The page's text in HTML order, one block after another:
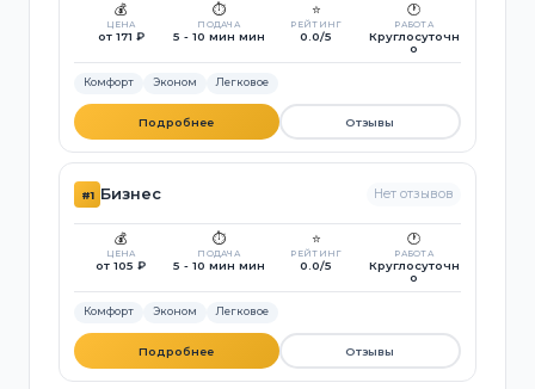
💰
ЦЕНА
от 171 ₽
⏱️
ПОДАЧА
5 - 10 мин мин
⭐
РЕЙТИНГ
0.0/5
🕐
РАБОТА
Круглосуточн
о
Комфорт Эконом Легковое
Подробнее Отзывы
#1 Бизнес Нет отзывов
💰
ЦЕНА
от 105 ₽
⏱️
ПОДАЧА
5 - 10 мин мин
⭐
РЕЙТИНГ
0.0/5
🕐
РАБОТА
Круглосуточн
о
Комфорт Эконом Легковое
Подробнее Отзывы